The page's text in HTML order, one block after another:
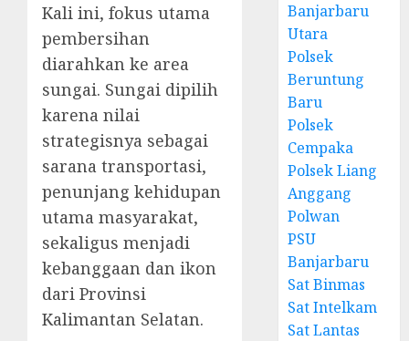
Kali ini, fokus utama
pembersihan
diarahkan ke area
sungai. Sungai dipilih
karena nilai
strategisnya sebagai
sarana transportasi,
penunjang kehidupan
utama masyarakat,
sekaligus menjadi
kebanggaan dan ikon
dari Provinsi
Kalimantan Selatan.
Banjarbaru
Utara
Polsek
Beruntung
Baru
Polsek
Cempaka
Polsek Liang
Anggang
Polwan
PSU
Banjarbaru
Sat Binmas
Sat Intelkam
Sat Lantas